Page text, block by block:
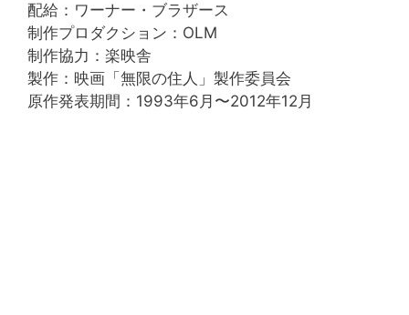
配給：ワーナー・ブラザース
制作プロダクション：OLM
制作協力：楽映舎
製作：映画「無限の住人」製作委員会
原作発表期間：1993年6月〜2012年12月